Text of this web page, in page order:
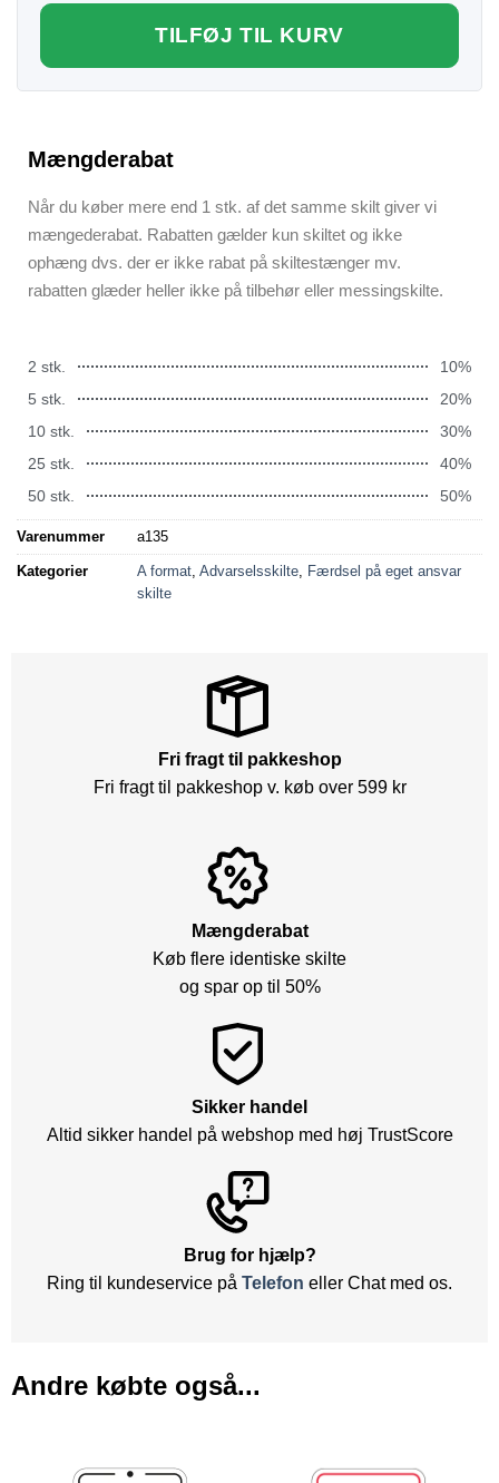
TILFØJ TIL KURV
Mængderabat
Når du køber mere end 1 stk. af det samme skilt giver vi
mængederabat. Rabatten gælder kun skiltet og ikke
ophæng dvs. der er ikke rabat på skiltestænger mv.
rabatten glæder heller ikke på tilbehør eller messingskilte.
2 stk.
10%
5 stk.
20%
10 stk.
30%
25 stk.
40%
50 stk.
50%
Varenummer a135
Kategorier A format, Advarselsskilte, Færdsel på eget ansvar
skilte
Fri fragt til pakkeshop
Fri fragt til pakkeshop v. køb over 599 kr
Mængderabat
Køb flere identiske skilte
og spar op til 50%
Sikker handel
Altid sikker handel på webshop med høj TrustScore
Brug for hjælp?
Ring til kundeservice på Telefon eller Chat med os.
Andre købte også...